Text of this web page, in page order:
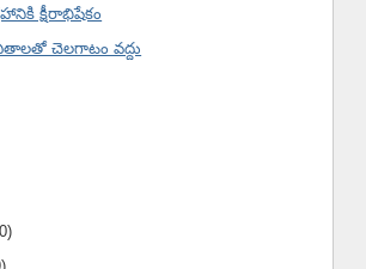
క్షీరాభిషేకం
చెలగాటం వద్దు